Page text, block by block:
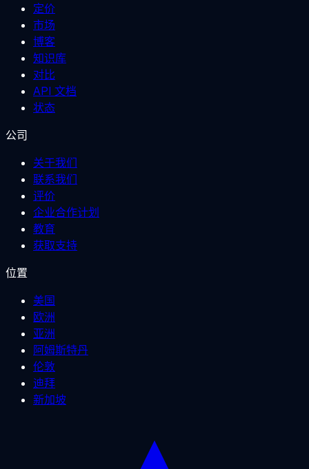
定价
市场
博客
知识库
对比
API 文档
状态
公司
关于我们
联系我们
评价
企业合作计划
教育
获取支持
位置
美国
欧洲
亚洲
阿姆斯特丹
伦敦
迪拜
新加坡